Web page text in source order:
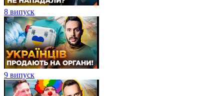
8 випуск
9 випуск